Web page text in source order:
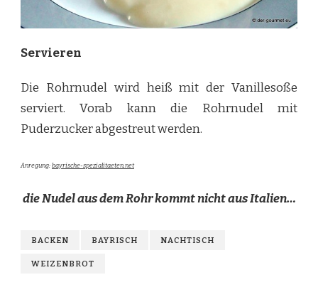
Servieren
Die Rohrnudel wird heiß mit der Vanillesoße
serviert. Vorab kann die Rohrnudel mit
Puderzucker abgestreut werden.
Anregung: bayrische-spezialitaeten.net
die Nudel aus dem Rohr kommt nicht aus Italien…
BACKEN BAYRISCH NACHTISCH
WEIZENBROT